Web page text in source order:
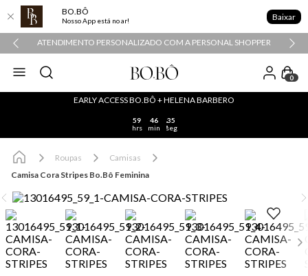
BO.BÔ
Nosso App está no ar! Baixar
ATENDIMENTO PERSONALIZADO COM A PERSONAL SHOPPER
0
EARLY ACCESS BO.BÔ + HELENA BARBERO
59
hrs
46
min
35
seg
Roupas
Camisas
Camisa Cora Stripes Bo.Bô Feminina